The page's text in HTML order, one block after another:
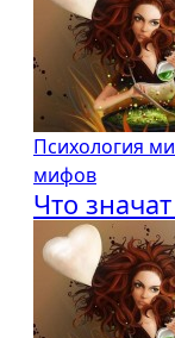
Психология
мифов
Что